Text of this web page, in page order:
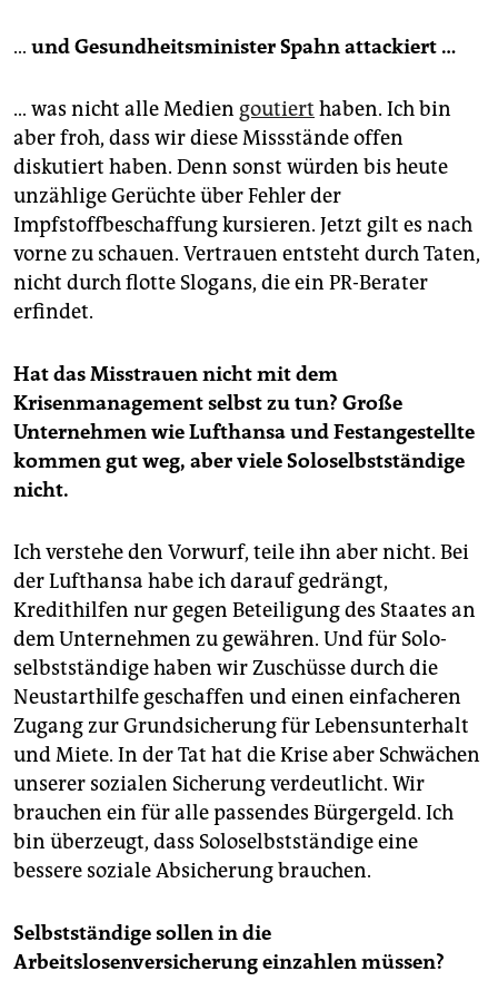
… und Gesundheitsminister Spahn attackiert …
… was nicht alle Medien goutiert haben. Ich bin
aber froh, dass wir diese Missstände offen
diskutiert haben. Denn sonst würden bis heute
unzählige Gerüchte über Fehler der
Impfstoffbeschaffung kursieren. Jetzt gilt es nach
vorne zu schauen. Vertrauen entsteht durch Taten,
nicht durch flotte Slogans, die ein PR-Berater
erfindet.
Hat das Misstrauen nicht mit dem
Krisenmanagement selbst zu tun? Große
Unternehmen wie Lufthansa und Festangestellte
kommen gut weg, aber viele Soloselbstständige
nicht.
Ich verstehe den Vorwurf, teile ihn aber nicht. Bei
der Lufthansa habe ich darauf gedrängt,
Kredithilfen nur gegen Beteiligung des Staates an
dem Unternehmen zu gewähren. Und für So­lo­
selbst­ständige haben wir Zuschüsse durch die
Neustarthilfe geschaffen und einen einfacheren
Zugang zur Grundsicherung für Lebensunterhalt
und Miete. In der Tat hat die Krise aber Schwächen
unserer sozialen Sicherung verdeutlicht. Wir
brauchen ein für alle passendes Bürgergeld. Ich
bin überzeugt, dass Soloselbstständige eine
bessere soziale Absicherung brauchen.
Selbstständige sollen in die
Arbeitslosenversicherung einzahlen müssen?